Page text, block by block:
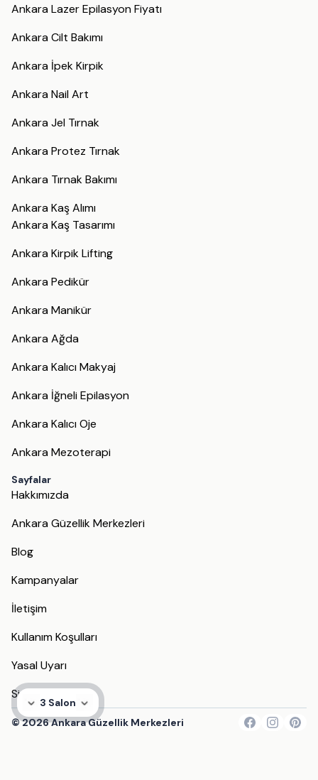
3 Salon
Ankara Lazer Epilasyon Fiyatı
Ankara Cilt Bakımı
Ankara İpek Kirpik
Ankara Nail Art
Ankara Jel Tırnak
Ankara Protez Tırnak
Ankara Tırnak Bakımı
Ankara Kaş Alımı
Ankara Kaş Tasarımı
Ankara Kirpik Lifting
Ankara Pedikür
Ankara Manikür
Ankara Ağda
Ankara Kalıcı Makyaj
Ankara İğneli Epilasyon
Ankara Kalıcı Oje
Ankara Mezoterapi
Sayfalar
Hakkımızda
Ankara Güzellik Merkezleri
Blog
Kampanyalar
İletişim
Kullanım Koşulları
Yasal Uyarı
Site Haritası
©2026Ankara Güzellik Merkezleri